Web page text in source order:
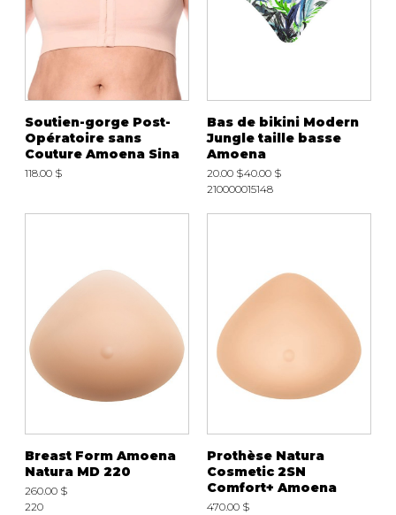
Soutien-gorge Post-
Opératoire sans
Couture Amoena Sina
118.00 $
Bas de bikini Modern
Jungle taille basse
Amoena
20.00 $40.00 $
210000015148
Breast Form Amoena
Natura MD 220
260.00 $
220
Prothèse Natura
Cosmetic 2SN
Comfort+ Amoena
470.00 $